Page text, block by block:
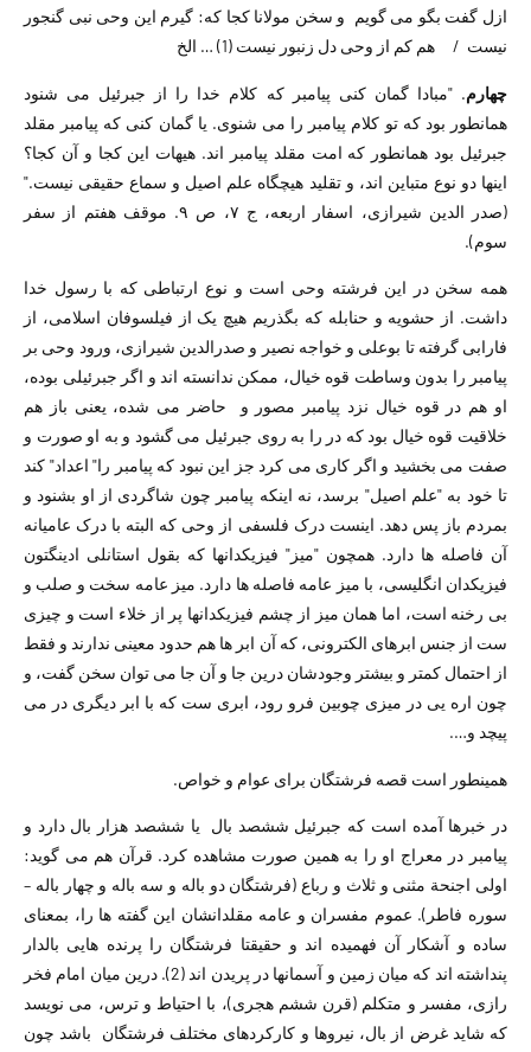
ازل گفت بگو می گویم و سخن مولانا کجا که: گیرم این وحی نبی گنجور
نیست / هم کم از وحی دل زنبور نیست (1) … الخ
چهارم. "مبادا گمان کنی پیامبر که کلام خدا را از جبرئیل می شنود
همانطور بود که تو کلام پیامبر را می شنوی. یا گمان کنی که پیامبر مقلد
جبرئیل بود همانطور که امت مقلد پیامبر اند. هیهات این کجا و آن کجا؟
اینها دو نوع متباین اند، و تقلید هیچگاه علم اصیل و سماع حقیقی نیست."
(صدر الدین شیرازی، اسفار اربعه، ج ٧، ص ٩. موقف هفتم از سفر
سوم).
همه سخن در این فرشته وحی است و نوع ارتباطی که با رسول خدا
داشت. از حشویه و حنابله که بگذریم هیچ یک از فیلسوفان اسلامی، از
فارابی گرفته تا بوعلی و خواجه نصیر و صدرالدین شیرازی، ورود وحی بر
پیامبر را بدون وساطت قوه خیال، ممکن ندانسته اند و اگر جبرئیلی بوده،
او هم در قوه خیال نزد پیامبر مصور و حاضر می شده، یعنی باز هم
خلاقیت قوه خیال بود که در را به روی جبرئیل می گشود و به او صورت و
صفت می بخشید و اگر کاری می کرد جز این نبود که پیامبر را" اعداد" کند
تا خود به "علم اصیل" برسد، نه اینکه پیامبر چون شاگردی از او بشنود و
بمردم باز پس دهد. اینست درک فلسفی از وحی که البته با درک عامیانه
آن فاصله ها دارد. همچون "میز" فیزیکدانها که بقول استانلی ادینگتون
فیزیکدان انگلیسی، با میز عامه فاصله ها دارد. میز عامه سخت و صلب و
بی رخنه است، اما همان میز از چشم فیزیکدانها پر از خلاء است و چیزی
ست از جنس ابرهای الکترونی، که آن ابر ها هم حدود معینی ندارند و فقط
از احتمال کمتر و بیشتر وجودشان درین جا و آن جا می توان سخن گفت، و
چون اره یی در میزی چوبین فرو رود، ابری ست که با ابر دیگری در می
پیچد و….
همینطور است قصه فرشتگان برای عوام و خواص.
در خبرها آمده است که جبرئیل ششصد بال یا ششصد هزار بال دارد و
پیامبر در معراج او را به همین صورت مشاهده کرد. قرآن هم می گوید:
اولی اجنحة مثنی و ثلاث و رباع (فرشتگان دو باله و سه باله و چهار باله –
سوره فاطر). عموم مفسران و عامه مقلدانشان این گفته ها را، بمعنای
ساده و آشکار آن فهمیده اند و حقیقتا فرشتگان را پرنده هایی بالدار
پنداشته اند که میان زمین و آسمانها در پریدن اند (2). درین میان امام فخر
رازی، مفسر و متکلم (قرن ششم هجری)، با احتیاط و ترس، می نویسد
که شاید غرض از بال، نیروها و کارکردهای مختلف فرشتگان باشد چون